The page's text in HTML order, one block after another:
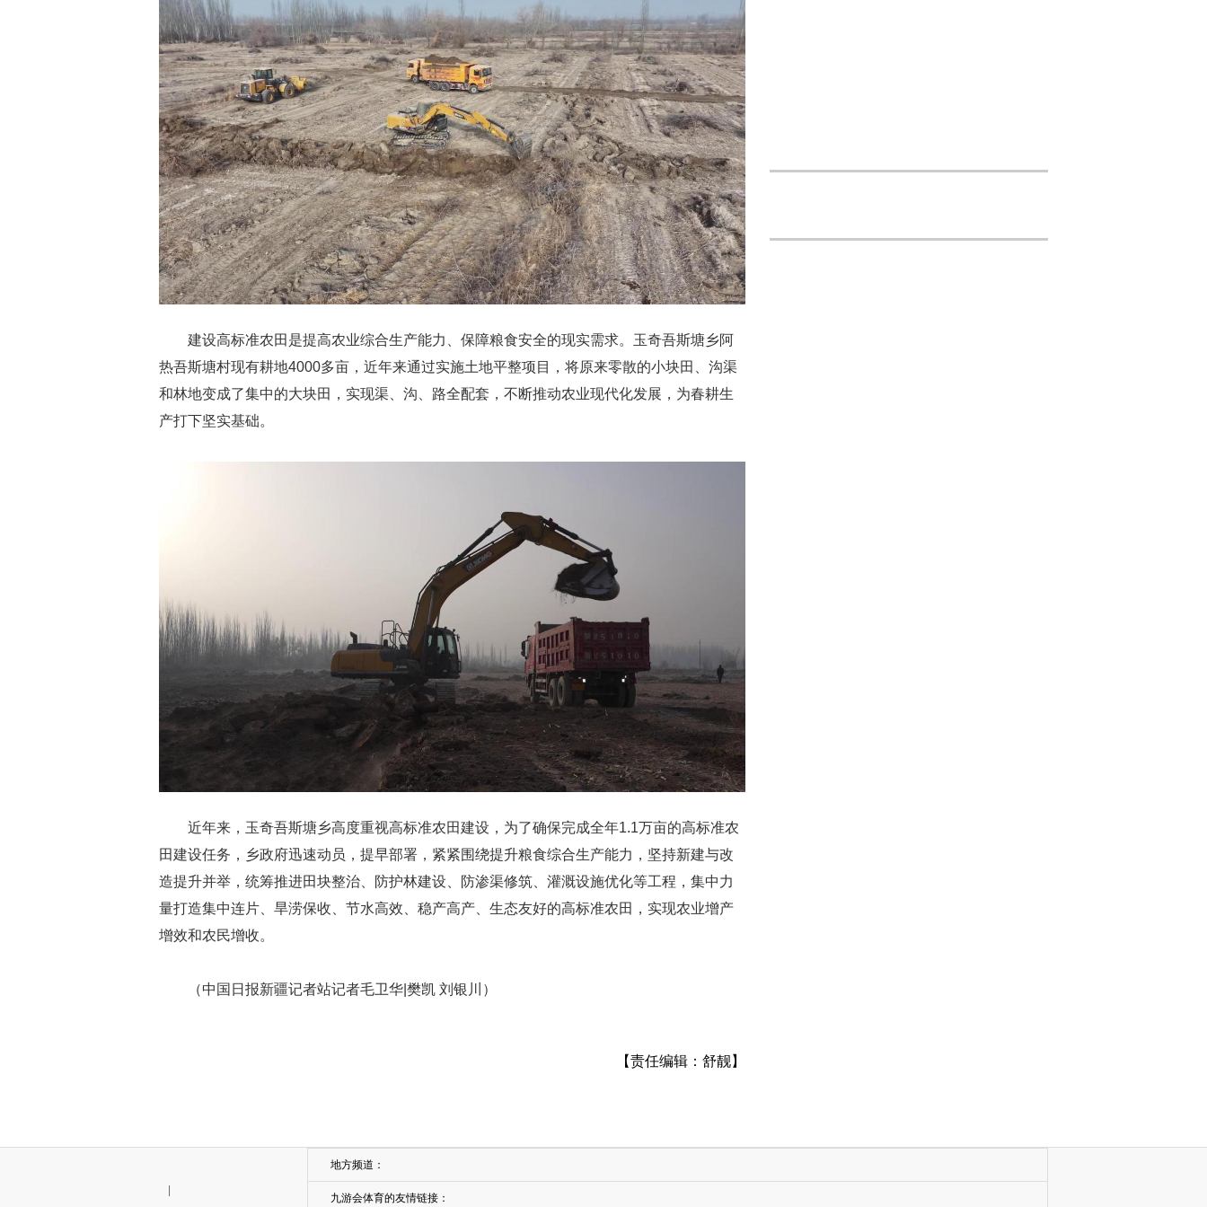
建设高标准农田是提高农业综合生产能力、保障粮食安全的现实需求。玉奇吾斯塘乡阿
热吾斯塘村现有耕地4000多亩，近年来通过实施土地平整项目，将原来零散的小块田、沟渠
和林地变成了集中的大块田，实现渠、沟、路全配套，不断推动农业现代化发展，为春耕生
产打下坚实基础。
近年来，玉奇吾斯塘乡高度重视高标准农田建设，为了确保完成全年1.1万亩的高标准农
田建设任务，乡政府迅速动员，提早部署，紧紧围绕提升粮食综合生产能力，坚持新建与改
造提升并举，统筹推进田块整治、防护林建设、防渗渠修筑、灌溉设施优化等工程，集中力
量打造集中连片、旱涝保收、节水高效、稳产高产、生态友好的高标准农田，实现农业增产
增效和农民增收。
（中国日报新疆记者站记者毛卫华|樊凯 刘银川）
【责任编辑：舒靓】
地方频道：
九游会体育的友情链接：